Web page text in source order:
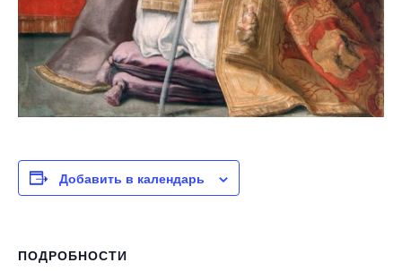
Добавить в календарь
ПОДРОБНОСТИ